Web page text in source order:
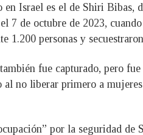
en Israel es el de Shiri
7 de octubre de 2023,
1.200 personas y
fue capturado, pero
no liberar primero a
por la seguridad